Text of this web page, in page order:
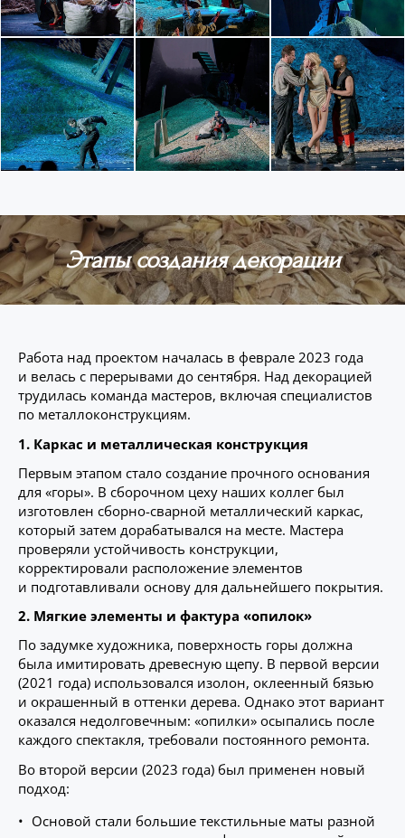
Этапы создания декорации
Работа над проектом началась в феврале 2023 года
и велась с перерывами до сентября. Над декорацией
трудилась команда мастеров, включая специалистов
по металлоконструкциям.
1. Каркас и металлическая конструкция
Первым этапом стало создание прочного основания
для «горы». В сборочном цеху наших коллег был
изготовлен сборно-сварной металлический каркас,
который затем дорабатывался на месте. Мастера
проверяли устойчивость конструкции,
корректировали расположение элементов
и подготавливали основу для дальнейшего покрытия.
2. Мягкие элементы и фактура «опилок»
По задумке художника, поверхность горы должна
была имитировать древесную щепу. В первой версии
(2021 года) использовался изолон, оклеенный бязью
и окрашенный в оттенки дерева. Однако этот вариант
оказался недолговечным: «опилки» осыпались после
каждого спектакля, требовали постоянного ремонта.
Во второй версии (2023 года) был применен новый
подход:
Основой стали большие текстильные маты разной